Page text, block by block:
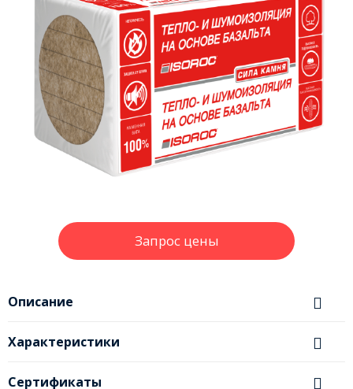
Запрос цены
Описание
Характеристики
Сертификаты